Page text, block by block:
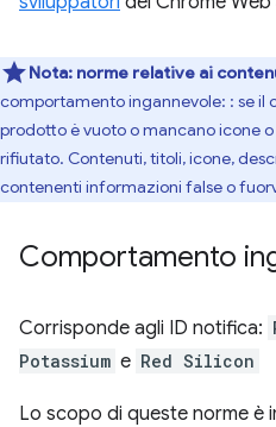
Nota: norme relative ai
comportamento ingannevole: : se il
prodotto è vuoto o mancano icone
rifiutato. Contenuti, titoli, icone,
contenenti informazioni false o
Comportamento
Corrisponde agli ID notifica:
Potassium e Red Silicon
Lo scopo di queste norme è